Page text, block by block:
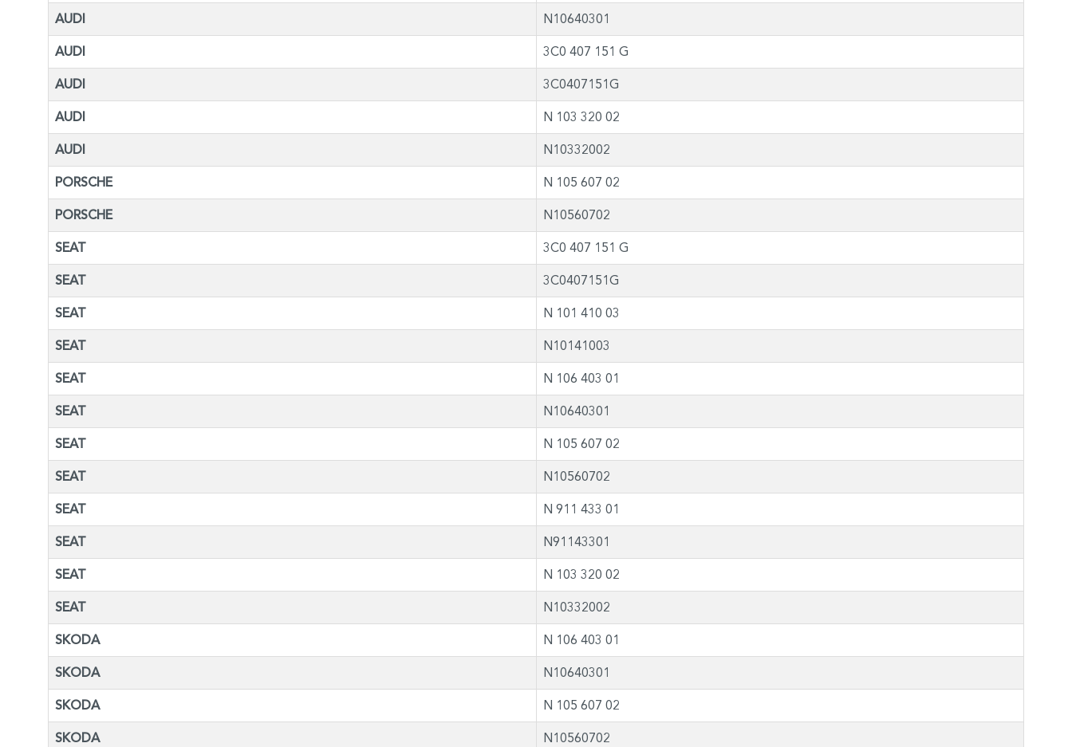
AUDI N10640301
AUDI 3C0 407 151 G
AUDI 3C0407151G
AUDI N 103 320 02
AUDI N10332002
PORSCHE N 105 607 02
PORSCHE N10560702
SEAT 3C0 407 151 G
SEAT 3C0407151G
SEAT N 101 410 03
SEAT N10141003
SEAT N 106 403 01
SEAT N10640301
SEAT N 105 607 02
SEAT N10560702
SEAT N 911 433 01
SEAT N91143301
SEAT N 103 320 02
SEAT N10332002
SKODA N 106 403 01
SKODA N10640301
SKODA N 105 607 02
SKODA N10560702